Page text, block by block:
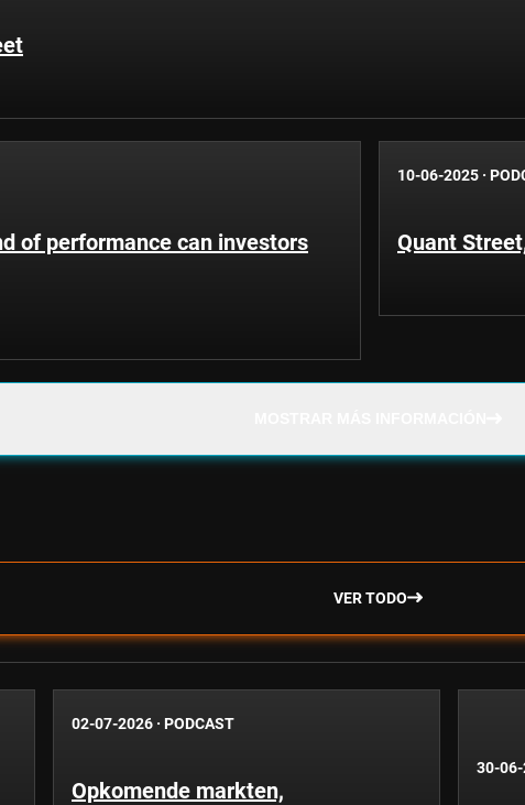
of performance can investors
10-06-2025 ·
Quant
VER TODO
02-07-2026 · PODCAST
Opkomende markten,
30-